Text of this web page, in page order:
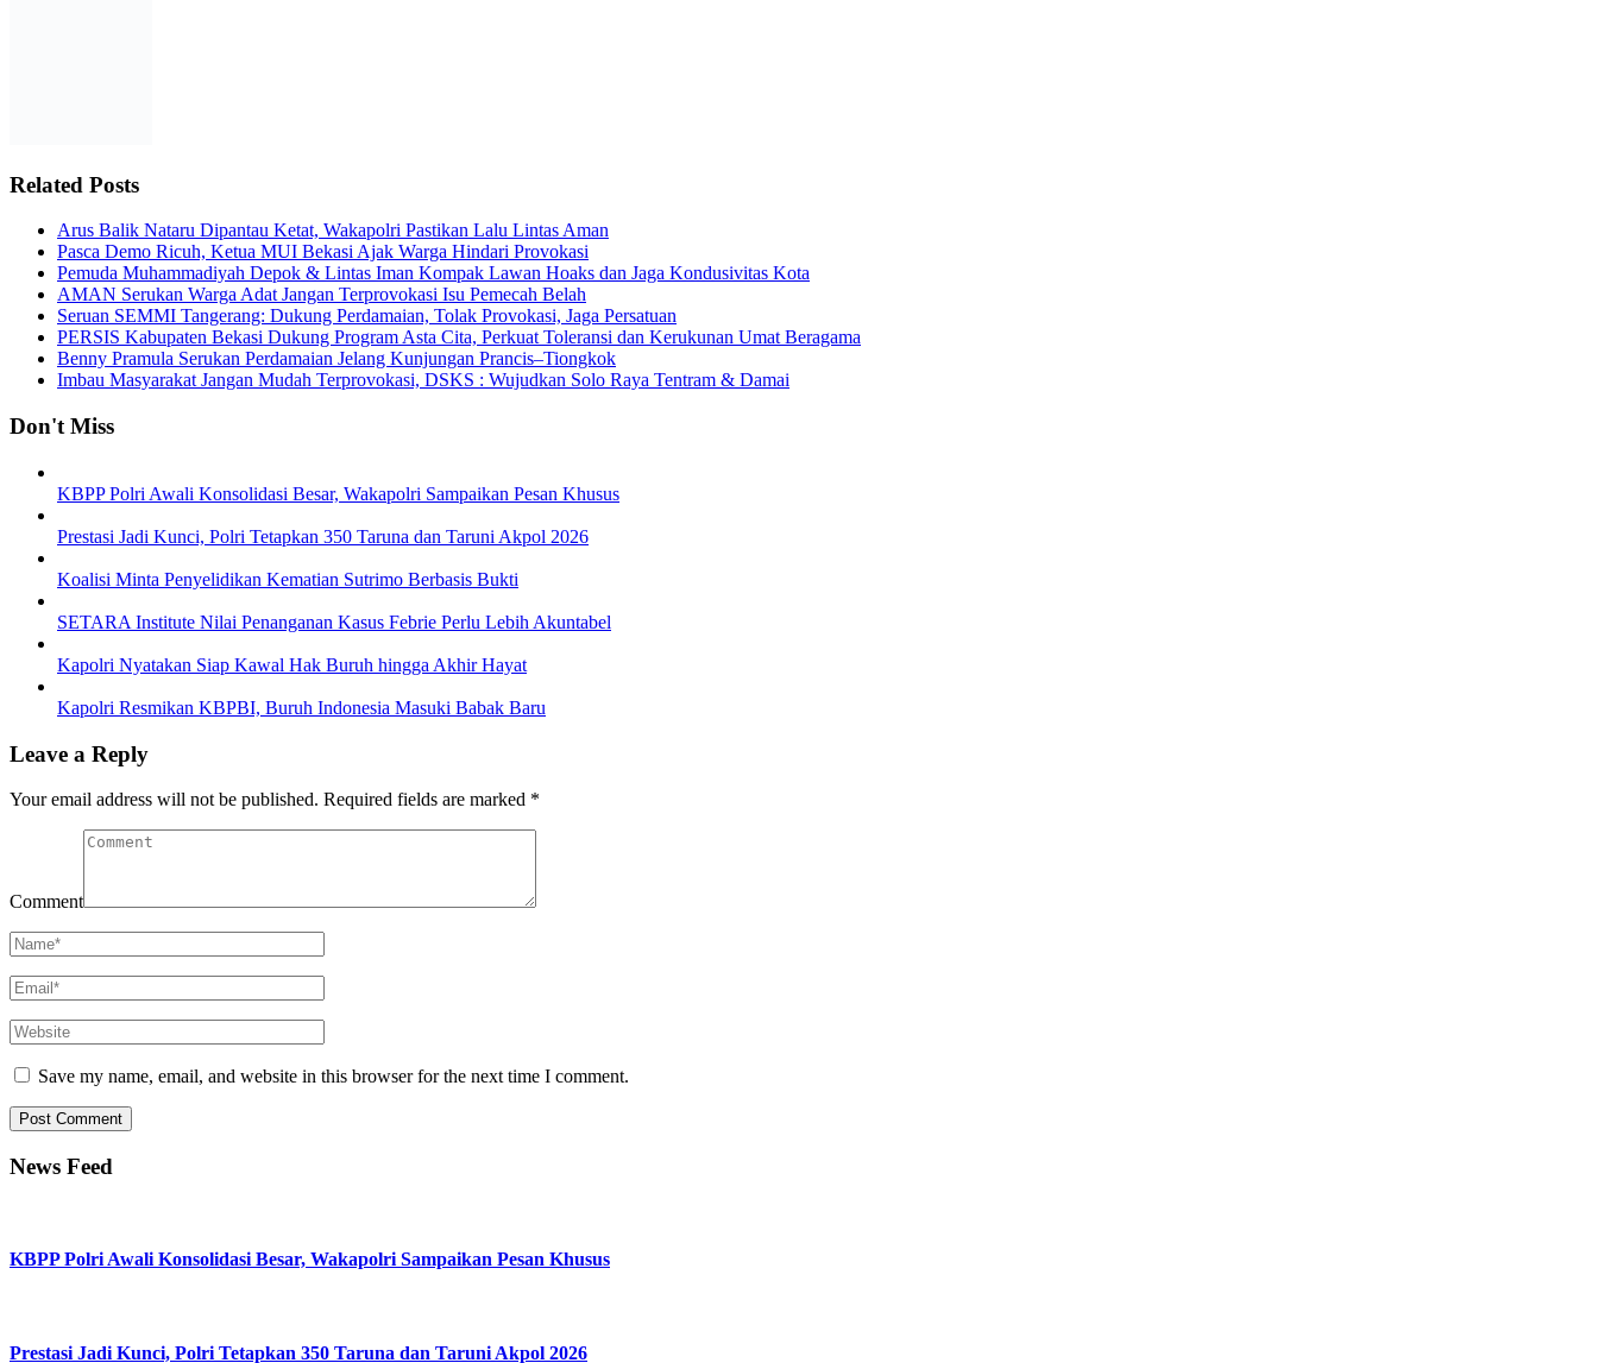
Related Posts
Arus Balik Nataru Dipantau Ketat, Wakapolri Pastikan Lalu Lintas Aman
Pasca Demo Ricuh, Ketua MUI Bekasi Ajak Warga Hindari Provokasi
Pemuda Muhammadiyah Depok & Lintas Iman Kompak Lawan Hoaks dan Jaga Kondusivitas Kota
AMAN Serukan Warga Adat Jangan Terprovokasi Isu Pemecah Belah
Seruan SEMMI Tangerang: Dukung Perdamaian, Tolak Provokasi, Jaga Persatuan
PERSIS Kabupaten Bekasi Dukung Program Asta Cita, Perkuat Toleransi dan Kerukunan Umat Beragama
Benny Pramula Serukan Perdamaian Jelang Kunjungan Prancis–Tiongkok
Imbau Masyarakat Jangan Mudah Terprovokasi, DSKS : Wujudkan Solo Raya Tentram & Damai
Don't Miss
KBPP Polri Awali Konsolidasi Besar, Wakapolri Sampaikan Pesan Khusus
Prestasi Jadi Kunci, Polri Tetapkan 350 Taruna dan Taruni Akpol 2026
Koalisi Minta Penyelidikan Kematian Sutrimo Berbasis Bukti
SETARA Institute Nilai Penanganan Kasus Febrie Perlu Lebih Akuntabel
Kapolri Nyatakan Siap Kawal Hak Buruh hingga Akhir Hayat
Kapolri Resmikan KBPBI, Buruh Indonesia Masuki Babak Baru
Leave a Reply
Your email address will not be published. Required fields are marked *
Comment
Save my name, email, and website in this browser for the next time I comment.
News Feed
KBPP Polri Awali Konsolidasi Besar, Wakapolri Sampaikan Pesan Khusus
Prestasi Jadi Kunci, Polri Tetapkan 350 Taruna dan Taruni Akpol 2026